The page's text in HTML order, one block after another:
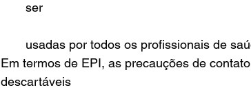
ser
usadas por todos os profissionais de
Em termos de EPI, as precauções de
descartáveis